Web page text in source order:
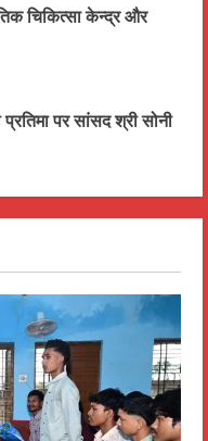
चिकित्सा केन्द्र और
पर सांसद श्री सोनी